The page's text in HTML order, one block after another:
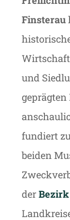
Finsterau
und
fundiert
beiden
der